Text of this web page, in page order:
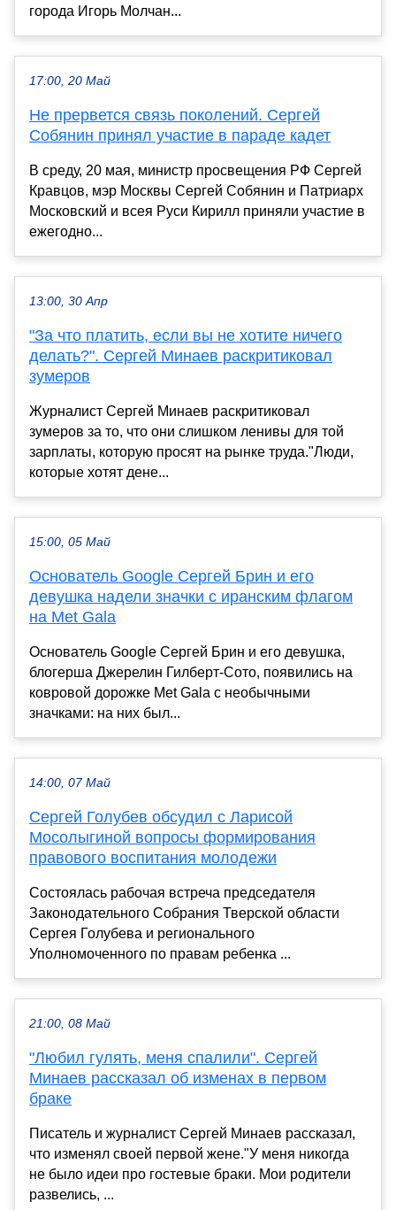
города Игорь Молчан...
17:00, 20 Май
Не прервется связь поколений. Сергей
Собянин принял участие в параде кадет
В среду, 20 мая, министр просвещения РФ Сергей
Кравцов, мэр Москвы Сергей Собянин и Патриарх
Московский и всея Руси Кирилл приняли участие в
ежегодно...
13:00, 30 Апр
"За что платить, если вы не хотите ничего
делать?". Сергей Минаев раскритиковал
зумеров
Журналист Сергей Минаев раскритиковал
зумеров за то, что они слишком ленивы для той
зарплаты, которую просят на рынке труда."Люди,
которые хотят дене...
15:00, 05 Май
Основатель Google Сергей Брин и его
девушка надели значки с иранским флагом
на Met Gala
Основатель Google Сергей Брин и его девушка,
блогерша Джерелин Гилберт-Сото, появились на
ковровой дорожке Met Gala с необычными
значками: на них был...
14:00, 07 Май
Сергей Голубев обсудил с Ларисой
Мосолыгиной вопросы формирования
правового воспитания молодежи
Состоялась рабочая встреча председателя
Законодательного Собрания Тверской области
Сергея Голубева и регионального
Уполномоченного по правам ребенка ...
21:00, 08 Май
"Любил гулять, меня спалили". Сергей
Минаев рассказал об изменах в первом
браке
Писатель и журналист Сергей Минаев рассказал,
что изменял своей первой жене."У меня никогда
не было идеи про гостевые браки. Мои родители
развелись, ...